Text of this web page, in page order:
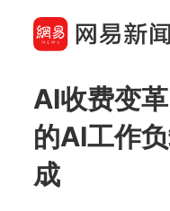
AI收费变
的AI工作
成